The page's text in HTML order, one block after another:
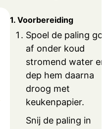
1. Voorbereiding
Spoel de paling
af onder koud
stromend water en
dep hem daarna
droog met
keukenpapier.
Snij de paling in